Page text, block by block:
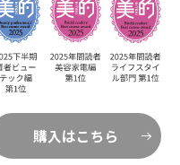
購入はこちら